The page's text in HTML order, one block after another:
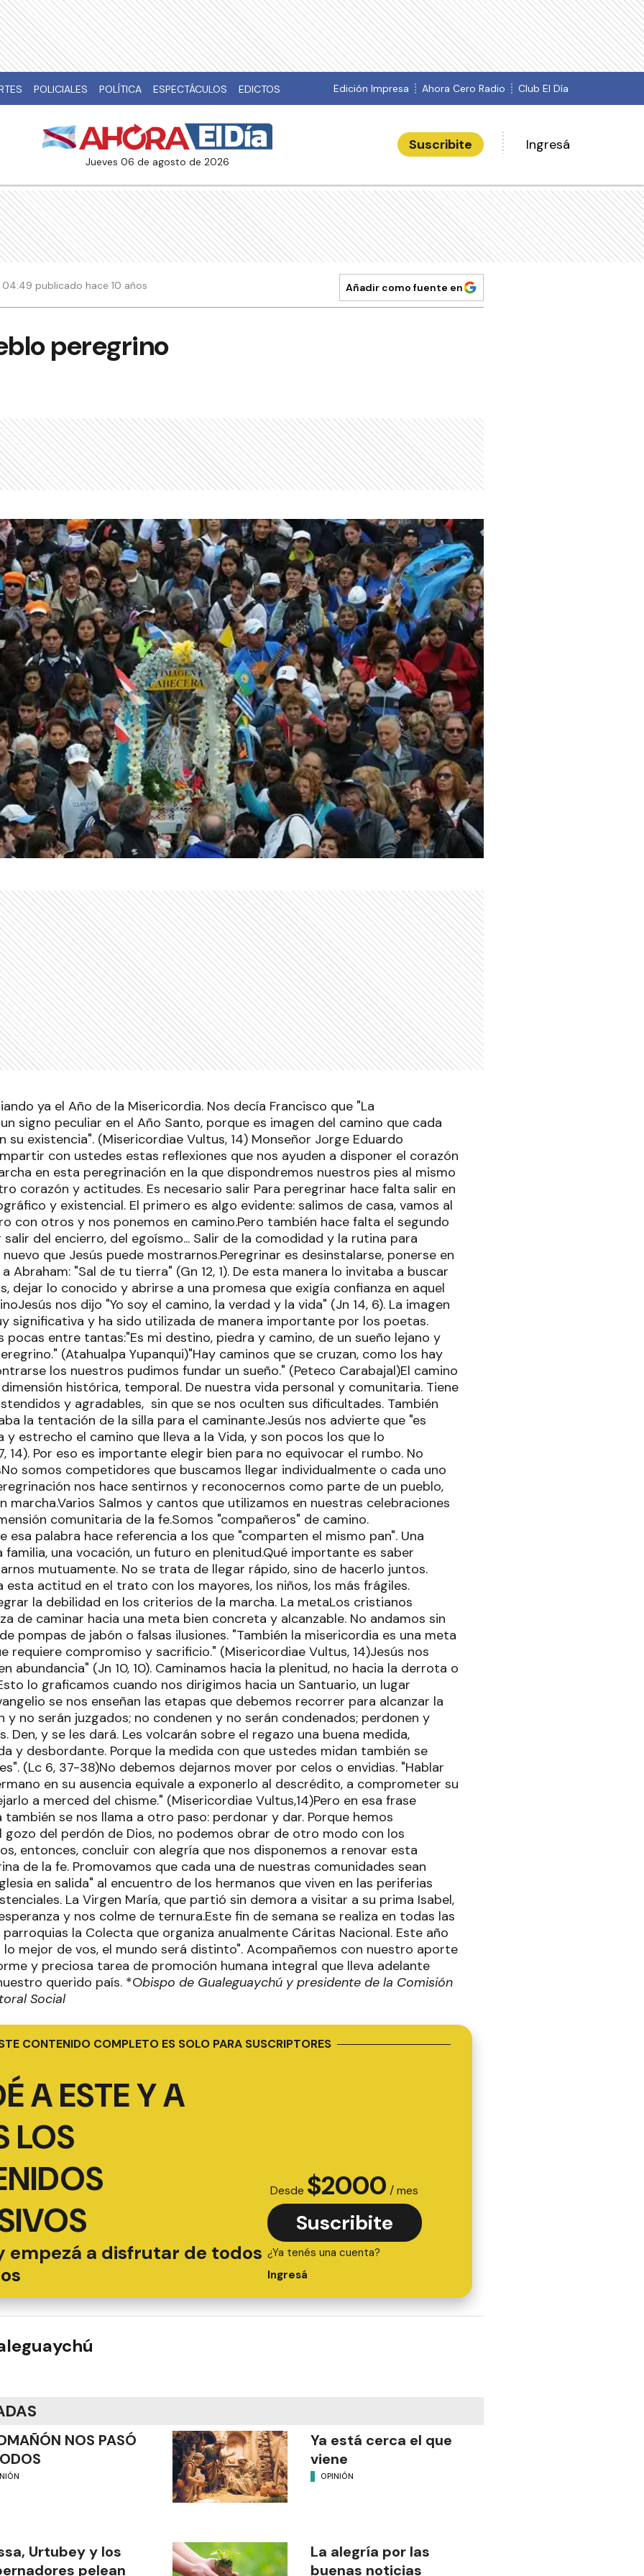
POLICIALES POLÍTICA ESPECTÁCULOS EDICTOS Edición Impresa Ahora Cero Radio Club El Día
jueves 06 de agosto de 2026
Suscribite Ingresá
04:49 publicado hace 10 años Añadir como fuente en
peregrino
ya el Año de la Misericordia. Nos decía Francisco que "La
signo peculiar en el Año Santo, porque es imagen del camino que cada
su existencia". (Misericordiae Vultus, 14) Monseñor Jorge Eduardo
con ustedes estas reflexiones que nos ayuden a disponer el corazón
en esta peregrinación en la que dispondremos nuestros pies al mismo
corazón y actitudes. Es necesario salir Para peregrinar hace falta salir en
y existencial. El primero es algo evidente: salimos de casa, vamos al
con otros y nos ponemos en camino.Pero también hace falta el segundo
del encierro, del egoísmo... Salir de la comodidad y la rutina para
que Jesús puede mostrarnos.Peregrinar es desinstalarse, ponerse en
Abraham: "Sal de tu tierra" (Gn 12, 1). De esta manera lo invitaba a buscar
dejar lo conocido y abrirse a una promesa que exigía confianza en aquel
nos dijo "Yo soy el camino, la verdad y la vida" (Jn 14, 6). La imagen
significativa y ha sido utilizada de manera importante por los poetas.
pocas entre tantas:"Es mi destino, piedra y camino, de un sueño lejano y
(Atahualpa Yupanqui)"Hay caminos que se cruzan, como los hay
los nuestros pudimos fundar un sueño." (Peteco Carabajal)El camino
histórica, temporal. De nuestra vida personal y comunitaria. Tiene
y agradables, sin que se nos oculten sus dificultades. También
la tentación de la silla para el caminante.Jesús nos advierte que "es
estrecho el camino que lleva a la Vida, y son pocos los que lo
14). Por eso es importante elegir bien para no equivocar el rumbo. No
somos competidores que buscamos llegar individualmente o cada uno
nos hace sentirnos y reconocernos como parte de un pueblo,
marcha.Varios Salmos y cantos que utilizamos en nuestras celebraciones
comunitaria de la fe.Somos "compañeros" de camino.
esa palabra hace referencia a los que "comparten el mismo pan". Una
familia, una vocación, un futuro en plenitud.Qué importante es saber
mutuamente. No se trata de llegar rápido, sino de hacerlo juntos.
esta actitud en el trato con los mayores, los niños, los más frágiles.
la debilidad en los criterios de la marcha. La metaLos cristianos
de caminar hacia una meta bien concreta y alcanzable. No andamos sin
pompas de jabón o falsas ilusiones. "También la misericordia es una meta
requiere compromiso y sacrificio." (Misericordiae Vultus, 14)Jesús nos
abundancia" (Jn 10, 10). Caminamos hacia la plenitud, no hacia la derrota o
lo graficamos cuando nos dirigimos hacia un Santuario, un lugar
se nos enseñan las etapas que debemos recorrer para alcanzar la
y no serán juzgados; no condenen y no serán condenados; perdonen y
Den, y se les dará. Les volcarán sobre el regazo una buena medida,
y desbordante. Porque la medida con que ustedes midan también se
(Lc 6, 37-38)No debemos dejarnos mover por celos o envidias. "Hablar
en su ausencia equivale a exponerlo al descrédito, a comprometer su
a merced del chisme." (Misericordiae Vultus,14)Pero en esa frase
se nos llama a otro paso: perdonar y dar. Porque hemos
gozo del perdón de Dios, no podemos obrar de otro modo con los
entonces, concluir con alegría que nos disponemos a renovar esta
de la fe. Promovamos que cada una de nuestras comunidades sean
en salida" al encuentro de los hermanos que viven en las periferias
La Virgen María, que partió sin demora a visitar a su prima Isabel,
y nos colme de ternura.Este fin de semana se realiza en todas las
parroquias la Colecta que organiza anualmente Cáritas Nacional. Este año
lo mejor de vos, el mundo será distinto". Acompañemos con nuestro aporte
y preciosa tarea de promoción humana integral que lleva adelante
querido país. *Obispo de Gualeguaychú y presidente de la Comisión
Social
CONTENIDO COMPLETO ES SOLO PARA SUSCRIPTORES
A ESTE Y A
LOS
empezá a disfrutar de todos
Desde $2000 / mes
Suscribite
¿Ya tenés una cuenta?
Ingresá
NOS PASÓ
Ya está cerca el que
viene
OPINIÓN
Urtubey y los
pelean
La alegría por las
buenas noticias